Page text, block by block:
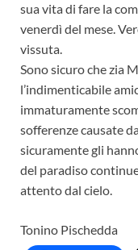
sua vita di fare la
venerdì del mese.
vissuta.
Sono sicuro che zia
l’indimenticabile
immaturamente
sofferenze causate
sicuramente gli
del paradiso
attento dal cielo.
Tonino Pischedda